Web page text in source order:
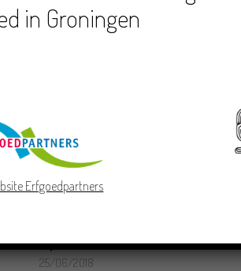
Sproakwotter
25/06/2018
in Groningen
Erfgoedpartners